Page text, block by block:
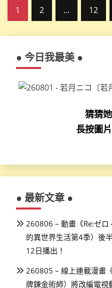
文
頁
1 2 ... 12
● 今日我最美 ●
猜猜
長按圖
● 最新文章 ●
260806 – 動畫《Re:ゼ
的異世界生活第4季）後
12日播出！
260805 – 線上連載漫畫
牌鍊金術師）將改編電